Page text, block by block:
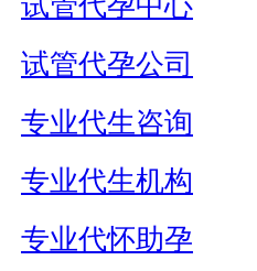
试管代孕公司
专业代生咨询
专业代生机构
专业代怀助孕